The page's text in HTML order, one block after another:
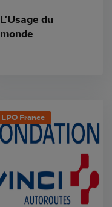
L'Usage du
monde
LPO France